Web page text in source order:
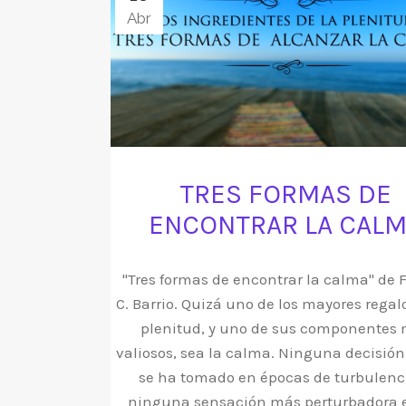
Abr
TRES FORMAS DE
ENCONTRAR LA
"Tres formas de encontrar la calma" de
C. Barrio. Quizá uno de los mayores
plenitud, y uno de sus componentes
valiosos, sea la calma. Ninguna
se ha tomado en épocas de
ninguna sensación más perturbadora